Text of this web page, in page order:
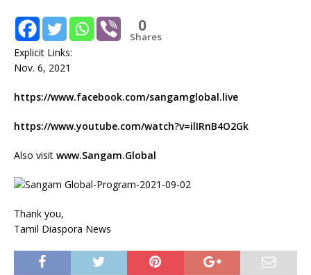
0
Shares
Explicit Links:
Nov. 6, 2021
https://www.facebook.com/sangamglobal.live
https://www.youtube.com/watch?v=ilIRnB4O2Gk
Also visit www.Sangam.Global
Thank you,
Tamil Diaspora News